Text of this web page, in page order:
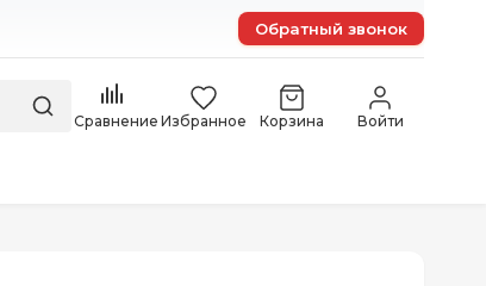
Обратный звонок
Сравнение Избранное Корзина Войти